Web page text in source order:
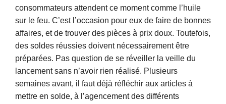
consommateurs attendent ce moment comme l’huile
sur le feu. C’est l’occasion pour eux de faire de bonnes
affaires, et de trouver des pièces à prix doux. Toutefois,
des soldes réussies doivent nécessairement être
préparées. Pas question de se réveiller la veille du
lancement sans n’avoir rien réalisé. Plusieurs
semaines avant, il faut déjà réfléchir aux articles à
mettre en solde, à l’agencement des différents